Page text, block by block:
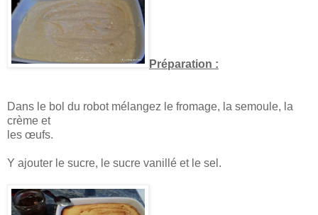
Préparation :
Dans le bol du robot mélangez le fromage, la semoule, la
crème et
les œufs.
Y ajouter le sucre, le sucre vanillé et le sel.